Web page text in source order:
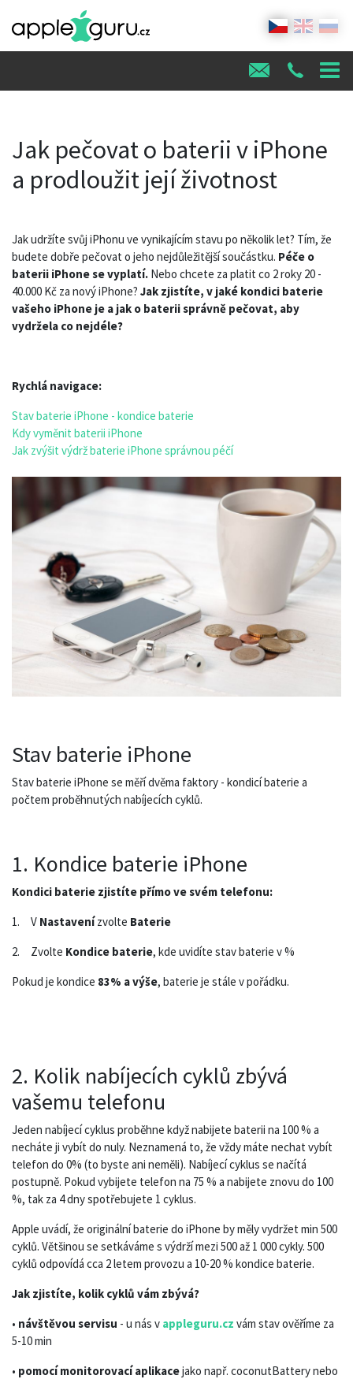
Jak pečovat o baterii v iPhone
a prodloužit její životnost
Jak udržíte svůj iPhonu ve vynikajícím stavu po několik let? Tím, že
budete dobře pečovat o jeho nejdůležitější součástku. Péče o
baterii iPhone se vyplatí. Nebo chcete za platit co 2 roky 20 -
40.000 Kč za nový iPhone? Jak zjistíte, v jaké kondici baterie
vašeho iPhone je a jak o baterii správně pečovat, aby
vydržela co nejdéle?
Rychlá navigace:
Stav baterie iPhone - kondice baterie
Kdy vyměnit baterii iPhone
Jak zvýšit výdrž baterie iPhone správnou péčí
Stav baterie iPhone
Stav baterie iPhone se měří dvěma faktory - kondicí baterie a
počtem proběhnutých nabíjecích cyklů.
1. Kondice baterie iPhone
Kondici baterie zjistíte přímo ve svém telefonu:
1.
V Nastavenízvolte Baterie
2.
Zvolte Kondice baterie, kde uvidíte stav baterie v %
Pokud je kondice 83% a výše, baterie je stále v pořádku.
2. Kolik nabíjecích cyklů zbývá
vašemu telefonu
Jeden nabíjecí cyklus proběhne když nabijete baterii na 100 % a
necháte ji vybít do nuly. Neznamená to, že vždy máte nechat vybít
telefon do 0% (to byste ani neměli). Nabíjecí cyklus se načítá
postupně. Pokud vybijete telefon na 75 % a nabijete znovu do 100
%, tak za 4 dny spotřebujete 1 cyklus.
Apple uvádí, že originální baterie do iPhone by měly vydržet min 500
cyklů. Většinou se setkáváme s výdrží mezi 500 až 1 000 cykly. 500
cyklů odpovídá cca 2 letem provozu a 10-20 % kondice baterie.
Jak zjistíte, kolik cyklů vám zbývá?
• návštěvou servisu - u nás v appleguru.cz vám stav ověříme za
5-10 min
• pomocí monitorovací aplikacejako např. coconutBattery nebo